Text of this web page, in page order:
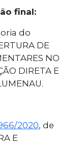
final:
do
DE
NO
DIRETA E
2020, de
E